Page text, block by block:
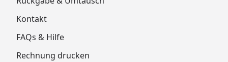
Kontakt
FAQs & Hilfe
Rechnung drucken